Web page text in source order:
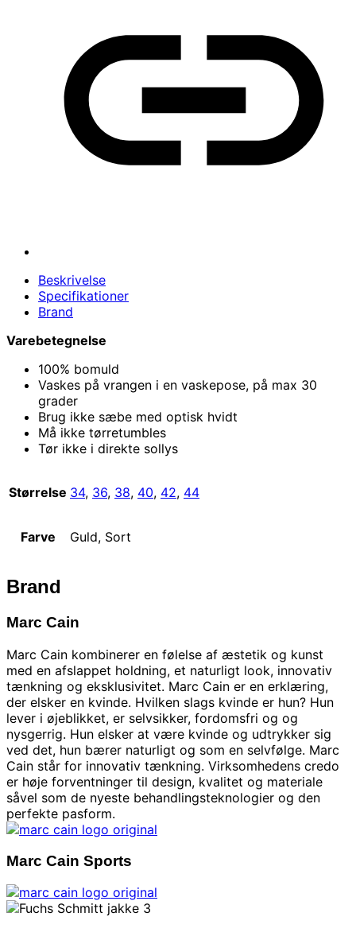
Beskrivelse
Specifikationer
Brand
Varebetegnelse
100% bomuld
Vaskes på vrangen i en vaskepose, på max 30
grader
Brug ikke sæbe med optisk hvidt
Må ikke tørretumbles
Tør ikke i direkte sollys
Størrelse 34, 36, 38, 40, 42, 44
Farve Guld, Sort
Brand
Marc Cain
Marc Cain kombinerer en følelse af æstetik og kunst
med en afslappet holdning, et naturligt look, innovativ
tænkning og eksklusivitet. Marc Cain er en erklæring,
der elsker en kvinde. Hvilken slags kvinde er hun? Hun
lever i øjeblikket, er selvsikker, fordomsfri og og
nysgerrig. Hun elsker at være kvinde og udtrykker sig
ved det, hun bærer naturligt og som en selvfølge. Marc
Cain står for innovativ tænkning. Virksomhedens credo
er høje forventninger til design, kvalitet og materiale
såvel som de nyeste behandlingsteknologier og den
perfekte pasform.
Marc Cain Sports